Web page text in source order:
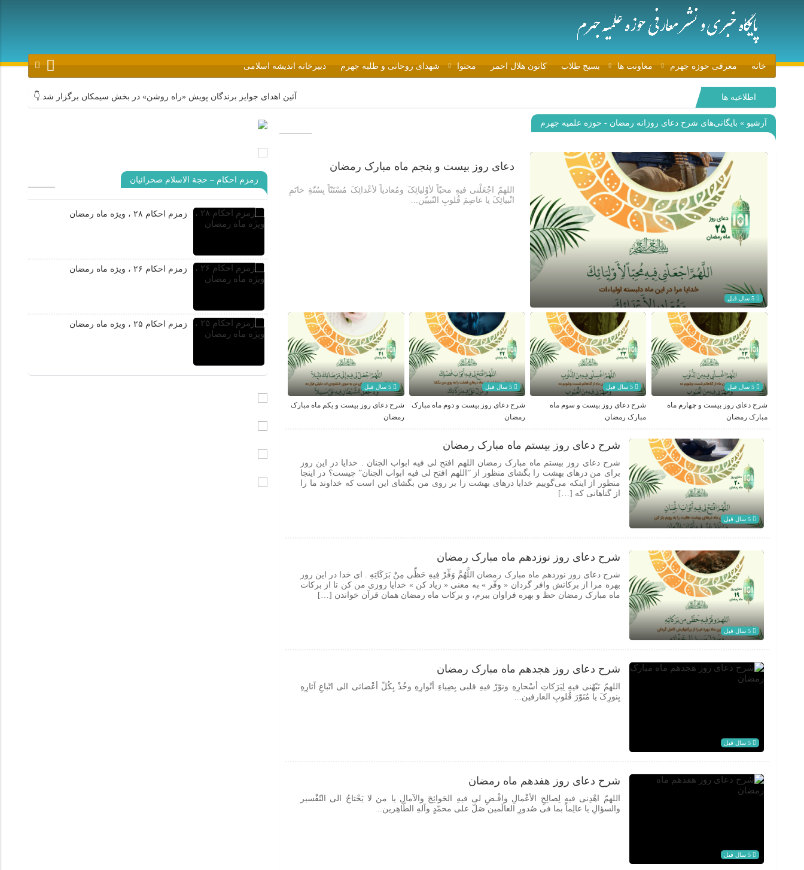
خانه معرفی حوزه جهرم معاونت ها بسیج طلاب کانون هلال احمر محتوا شهدای روحانی و طلبه جهرم دبیرخانه اندیشه اسلامی
اطلاعیه ها آئین اهدای جوایز برندگان پویش «راه روشن» در بخش سیمکان برگزار شد.👇 روحانیون
آرشیو » بایگانی‌های شرح دعای روزانه رمضان - حوزه علمیه جهرم
5 سال قبل
دعای روز بیست و پنجم ماه مبارک رمضان
اللهمّ اجْعَلْنی فیهِ محبّاً لأوْلیائِکَ ومُعادیاً لأعْدائِکَ مُسْتَنّاً بِسُنّةِ خاتَمِ
انْبیائِکَ یا عاصِمَ قُلوبِ النّبییّن...
5 سال قبل
شرح دعای روز بیست و چهارم ماه
مبارک رمضان
شرح دعای روز بیست و سوم ماه
مبارک رمضان
5 سال قبل
شرح دعای روز بیست و دوم ماه مبارک
رمضان
5 سال قبل
شرح دعای روز بیست و یکم ماه مبارک
رمضان
شرح دعای روز بیستم ماه مبارک رمضان
شرح دعای روز بیستم ماه مبارک رمضان اللهم افتح لی فیه ابواب الجنان . خدایا در این روز
برای من درهای بهشت را بگشای منظور از ”اللهم افتح لی فیه ابواب الجنان”‌ چیست؟ در اینجا
منظور از اینکه می‌گوییم خدایا درهای بهشت را بر روی من بگشای این است که خداوند ما را
از گناهانی که […]
شرح دعای روز نوزدهم ماه مبارک رمضان
شرح دعای روز نوزدهم ماه مبارک رمضان اللَّهُمَّ وَفِّرْ فِیهِ حَظِّی مِنْ بَرَکَاتِهِ . ای خدا در این روز
بهره مرا از برکاتش وافر گردان « وفّر » به معنی « زیاد کن » خدایا روزی من کن تا از برکات
ماه مبارک رمضان حظ و بهره فراوان ببرم، و برکات ماه رمضان همان قرآن خواندن […]
شرح دعای روز هجدهم ماه مبارک رمضان
اللهمّ نَبّهْنی فیهِ لِبَرَکاتِ أسْحارِهِ ونوّرْ فیهِ قلبی بِضِیاءِ أنْوارِهِ وخُذْ بِکُلّ أعْضائی الی اتّباعِ آثارِهِ
بِنورِکَ یا مُنَوّرَ قُلوبِ العارفین...
شرح دعای روز هفدهم ماه رمضان
اللهمّ اهْدِنی فیهِ لِصالِحِ الأعْمالِ واقْـضِ لی فیهِ الحَوائِجَ والآمالِ یا من لا یَحْتاجُ الی التّفْسیر
والسؤالِ یا عالِماً بما فی صُدورِ العالَمین صَلّ علی محمّدٍ وآلهِ الطّاهِرین...
زمزم احکام – حجة الاسلام صحرائیان
زمزم احکام ۲۸ ، ویژه ماه رمضان
زمزم احکام ۲۶ ، ویژه ماه رمضان
زمزم احکام ۲۵ ، ویژه ماه رمضان